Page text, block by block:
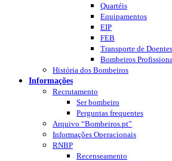
Quartéis
Equipamentos
EIP
FEB
Transporte de Doentes
Bombeiros
História dos Bombeiros
Informações
Recrutamento
Ser bombeiro
Perguntas frequentes
Arquivo “Bombeiros.pt”
Informações Operacionais
RNBP
Recenseamento